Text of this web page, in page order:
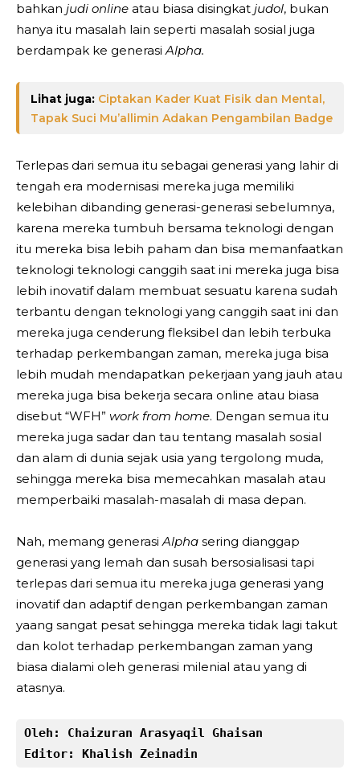
bahkan judi online atau biasa disingkat judol, bukan
hanya itu masalah lain seperti masalah sosial juga
berdampak ke generasi Alpha.
Lihat juga: Ciptakan Kader Kuat Fisik dan Mental,
Tapak Suci Mu’allimin Adakan Pengambilan Badge
Terlepas dari semua itu sebagai generasi yang lahir di
tengah era modernisasi mereka juga memiliki
kelebihan dibanding generasi-generasi sebelumnya,
karena mereka tumbuh bersama teknologi dengan
itu mereka bisa lebih paham dan bisa memanfaatkan
teknologi teknologi canggih saat ini mereka juga bisa
lebih inovatif dalam membuat sesuatu karena sudah
terbantu dengan teknologi yang canggih saat ini dan
mereka juga cenderung fleksibel dan lebih terbuka
terhadap perkembangan zaman, mereka juga bisa
lebih mudah mendapatkan pekerjaan yang jauh atau
mereka juga bisa bekerja secara online atau biasa
disebut “WFH” work from home. Dengan semua itu
mereka juga sadar dan tau tentang masalah sosial
dan alam di dunia sejak usia yang tergolong muda,
sehingga mereka bisa memecahkan masalah atau
memperbaiki masalah-masalah di masa depan.
Nah, memang generasiAlpha sering dianggap
generasi yang lemah dan susah bersosialisasi tapi
terlepas dari semua itu mereka juga generasi yang
inovatif dan adaptif dengan perkembangan zaman
yaang sangat pesat sehingga mereka tidak lagi takut
dan kolot terhadap perkembangan zaman yang
biasa dialami oleh generasi milenial atau yang di
atasnya.
Oleh: Chaizuran Arasyaqil Ghaisan
Editor: Khalish Zeinadin